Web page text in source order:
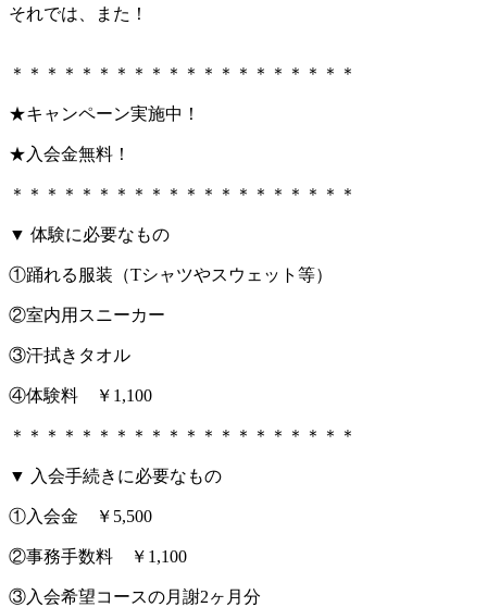
それでは、また！
＊＊＊＊＊＊＊＊＊＊＊＊＊＊＊＊＊＊＊＊
★キャンペーン実施中！
★入会金無料！
＊＊＊＊＊＊＊＊＊＊＊＊＊＊＊＊＊＊＊＊
▼ 体験に必要なもの
①踊れる服装（Tシャツやスウェット等）
②室内用スニーカー
③汗拭きタオル
④体験料 ￥1,100
＊＊＊＊＊＊＊＊＊＊＊＊＊＊＊＊＊＊＊＊
▼ 入会手続きに必要なもの
①入会金 ￥5,500
②事務手数料 ￥1,100
③入会希望コースの月謝2ヶ月分